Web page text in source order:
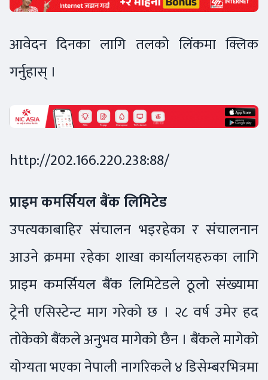
आवेदन दिनका लागि तलको लिंकमा क्लिक
गर्नुहास् ।
http://202.166.220.238:88/
प्राइम कमर्सियल बैंक लिमिटेड
उपत्यकाबाहिर संचालन भइरहेका र संचालनान
आउने क्रममा रहेका शाखा कार्यालयहरुका लागि
प्राइम कमर्सियल बैंक लिमिटेडले ठूलो संख्यामा
ट्रेनी एसिस्टेन्ट माग गरेको छ । २८ वर्ष उमेर हद
तोकेको बैंकले अनुभव मागेको छैन । बैंकले मागेको
योग्यता भएका नेपाली नागरिकले ४ डिसेम्बरभित्रमा